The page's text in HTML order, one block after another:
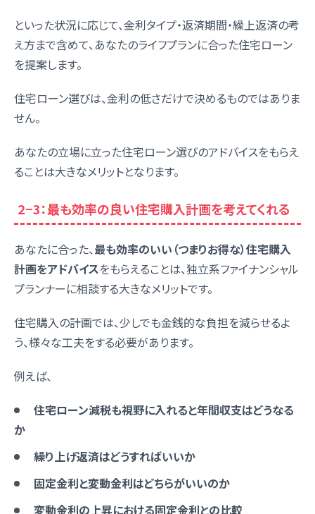
といった状況に応じて、金利タイプ・返済期間・繰上返済の考
え方まで含めて、あなたのライフプランに合った住宅ローン
を提案します。
住宅ローン選びは、金利の低さだけで決めるものではありま
せん。
あなたの立場に立った住宅ローン選びのアドバイスをもらえ
ることは大きなメリットとなります。
2−3：最も効率の良い住宅購入計画を考えてくれる
あなたに合った、最も効率のいい（つまりお得な）住宅購入
計画をアドバイスをもらえることは、独立系ファイナンシャル
プランナーに相談する大きなメリットです。
住宅購入の計画では、少しでも金銭的な負担を減らせるよ
う、様々な工夫をする必要があります。
例えば、
住宅ローン減税も視野に入れると年間収支はどうなる
か
繰り上げ返済はどうすればいいか
固定金利と変動金利はどちらがいいのか
変動金利の上昇における固定金利との比較